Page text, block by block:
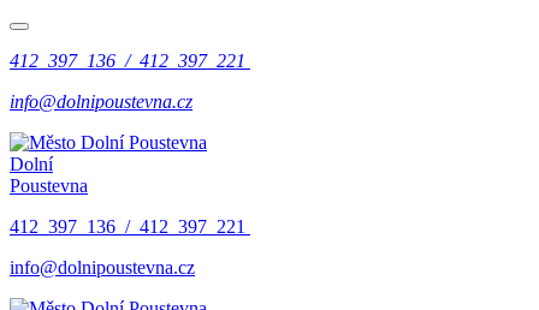
412 397 136 / 412 397 221
info@dolnipoustevna.cz
Dolní
Poustevna
412 397 136 / 412 397 221
info@dolnipoustevna.cz